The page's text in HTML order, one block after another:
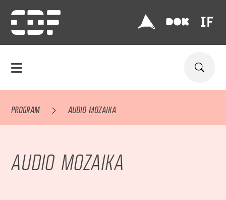
PROGRAM AUDIO MOZAIKA
AUDIO MOZAIKA